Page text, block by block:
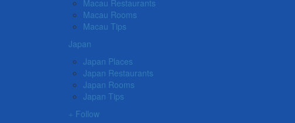
Macau Restaurants
Macau Rooms
Macau Tips
Japan
Japan Places
Japan Restaurants
Japan Rooms
Japan Tips
Follow